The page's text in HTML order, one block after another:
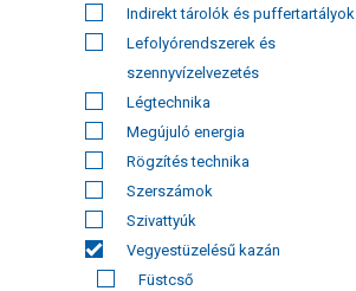
Indirekt tárolók és puffertartályok
Lefolyórendszerek és
szennyvízelvezetés
Légtechnika
Megújuló energia
Rögzítés technika
Szerszámok
Szivattyúk
Vegyestüzelésű kazán
Füstcső